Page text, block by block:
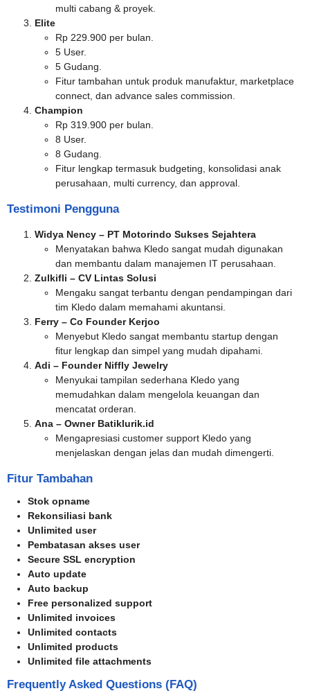
multi cabang & proyek.
Elite
Rp 229.900 per bulan.
5 User.
5 Gudang.
Fitur tambahan untuk produk manufaktur, marketplace
connect, dan advance sales commission.
Champion
Rp 319.900 per bulan.
8 User.
8 Gudang.
Fitur lengkap termasuk budgeting, konsolidasi anak
perusahaan, multi currency, dan approval.
Testimoni Pengguna
Widya Nency – PT Motorindo Sukses Sejahtera
Menyatakan bahwa Kledo sangat mudah digunakan
dan membantu dalam manajemen IT perusahaan.
Zulkifli – CV Lintas Solusi
Mengaku sangat terbantu dengan pendampingan dari
tim Kledo dalam memahami akuntansi.
Ferry – Co Founder Kerjoo
Menyebut Kledo sangat membantu startup dengan
fitur lengkap dan simpel yang mudah dipahami.
Adi – Founder Niffly Jewelry
Menyukai tampilan sederhana Kledo yang
memudahkan dalam mengelola keuangan dan
mencatat orderan.
Ana – Owner Batiklurik.id
Mengapresiasi customer support Kledo yang
menjelaskan dengan jelas dan mudah dimengerti.
Fitur Tambahan
Stok opname
Rekonsiliasi bank
Unlimited user
Pembatasan akses user
Secure SSL encryption
Auto update
Auto backup
Free personalized support
Unlimited invoices
Unlimited contacts
Unlimited products
Unlimited file attachments
Frequently Asked Questions (FAQ)